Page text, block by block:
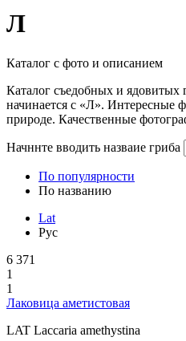
Л
Каталог с фото и описанием
Каталог съедобных и ядовитых
начинается с «Л». Интересные
природе. Качественные
Начннте вводить назваие гриба
По популярности
По названию
Lat
Рус
6 371
1
1
Лаковица аметистовая
LAT Laccaria amethystina